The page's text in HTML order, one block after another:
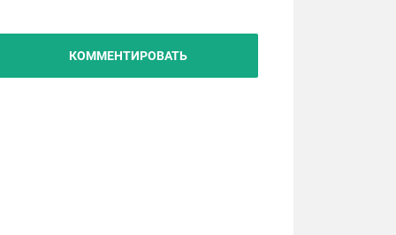
КОММЕНТИРОВАТЬ